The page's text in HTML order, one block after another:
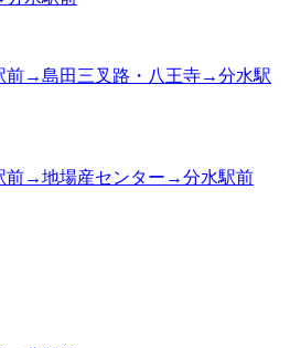
前→島田三叉路・八王寺→分水駅
前→地場産センター→分水駅前